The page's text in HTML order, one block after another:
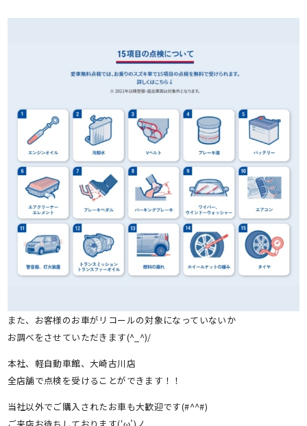
また、お客様のお車がリコールの対象になっていないか
お調べをさせていただきます(^_^)/
本社、軽自動車館、大崎古川店
全店舗で点検を受けることができます！！
当社以外でご購入されたお車も大歓迎です(#^^#)